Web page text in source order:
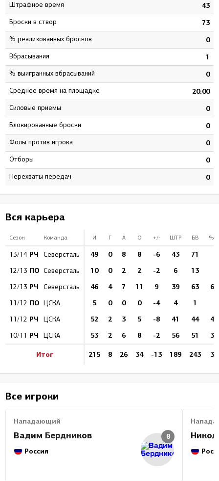
штрафное время 43
Броски в створ 73
% реализованных бросков 0
Вбрасывания 1
% выигранных вбрасываний 0
Среднее время на площадке 20:00
Силовые приемы 0
Блокированные броски 0
Фолы против игрока 0
Отборы 0
Перехваты передач 0
Вся карьера
Сезон Команда И Г А О +/- ШТР БВ
13/14 РЧ Северсталь 49 0 8 8 -6 43 71
12/13 ПО Северсталь 10 0 2 2 -2 6 13
12/13 РЧ Северсталь 46 4 7 11 9 39 63
11/12 ПО ЦСКА 5 0 0 0 -4 4 1
11/12 РЧ ЦСКА 52 2 3 5 -8 41 44
10/11 РЧ ЦСКА 53 2 6 8 -2 56 51
Итог 215 8 26 34 -13 189 243
Все игроки
Нападающий
Вадим Бердников
Россия
8